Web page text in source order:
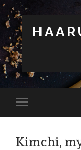
Kimchi,